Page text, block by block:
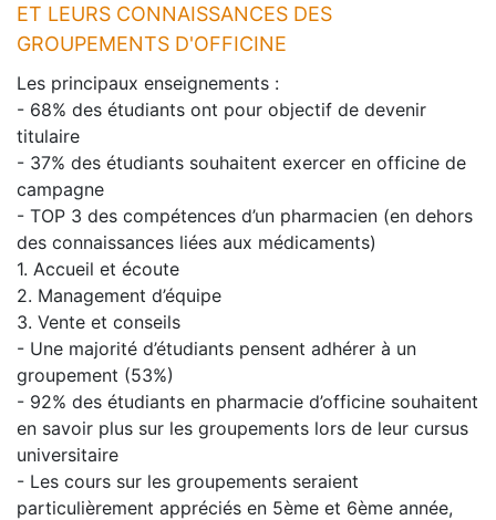
ET LEURS CONNAISSANCES DES
GROUPEMENTS D'OFFICINE
Les principaux enseignements :
- 68% des étudiants ont pour objectif de devenir
titulaire
- 37% des étudiants souhaitent exercer en officine de
campagne
- TOP 3 des compétences d’un pharmacien (en dehors
des connaissances liées aux médicaments)
1. Accueil et écoute
2. Management d’équipe
3. Vente et conseils
- Une majorité d’étudiants pensent adhérer à un
groupement (53%)
- 92% des étudiants en pharmacie d’officine souhaitent
en savoir plus sur les groupements lors de leur cursus
universitaire
- Les cours sur les groupements seraient
particulièrement appréciés en 5ème et 6ème année,